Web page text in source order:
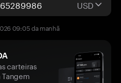
USD
09:05 da manhã
carteiras